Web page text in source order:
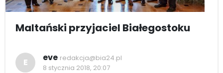
Maltański przyjaciel Białegostoku
E eve redakcja@bia24.pl
8 stycznia 2018, 20:07